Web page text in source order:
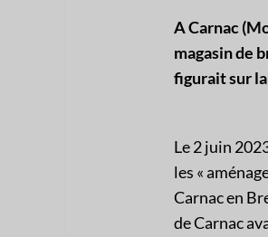
A Carnac
magasin de
figurait sur
Le 2 juin
les «
Carnac en
de Carnac